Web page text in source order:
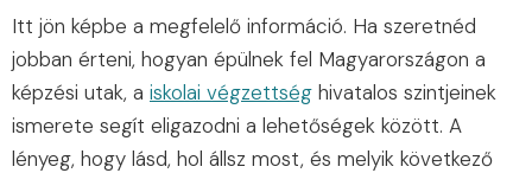
Itt jön képbe a megfelelő információ. Ha szeretnéd
jobban érteni, hogyan épülnek fel Magyarországon a
képzési utak, a iskolai végzettség hivatalos szintjeinek
ismerete segít eligazodni a lehetőségek között. A
lényeg, hogy lásd, hol állsz most, és melyik következő